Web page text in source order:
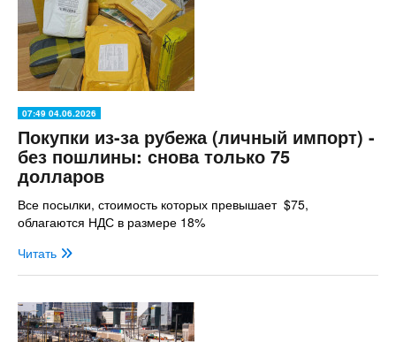
07:49 04.06.2026
Покупки из-за рубежа (личный импорт) -
без пошлины: снова только 75
долларов
Все посылки, стоимость которых превышает $75,
облагаются НДС в размере 18%
Читать